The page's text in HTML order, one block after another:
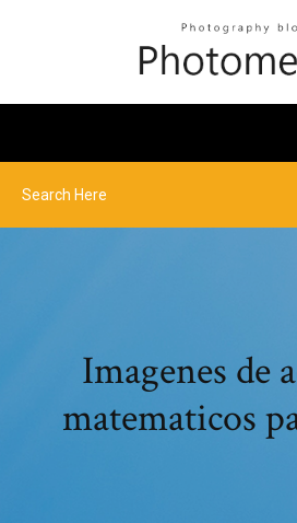
Imagenes de
matematicos